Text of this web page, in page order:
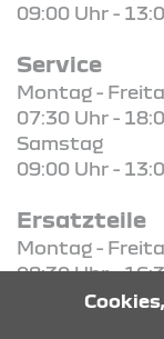
09:00 Uhr -
Service
Montag -
07:30 Uhr -
Samstag
09:00 Uhr -
Ersatzteile
Montag -
08:30 Uhr -